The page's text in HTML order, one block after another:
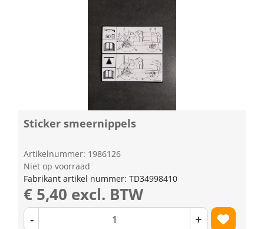
Sticker smeernippels
Artikelnummer: 1986126
Niet op voorraad
Fabrikant artikel nummer: TD34998410
€ 5,40 excl. BTW
- +